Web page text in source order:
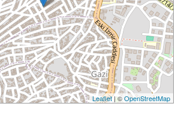
Leaflet| ©OpenStreetMap